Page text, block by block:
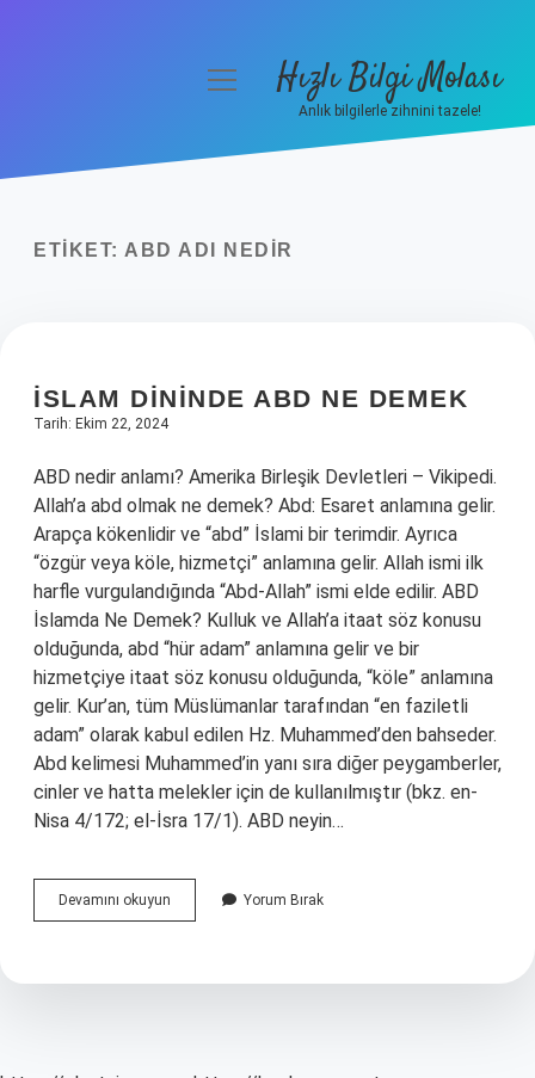
Yasal Uyarı
menüyüHızlı Bilgi Molası
Anlık bilgilerle zihnini tazele!
ETIKET: ABD ADI NEDIR
İSLAM DININDE ABD NE DEMEK
Tarih: Ekim 22, 2024
ABD nedir anlamı? Amerika Birleşik Devletleri – Vikipedi.
Allah’a abd olmak ne demek? Abd: Esaret anlamına gelir.
Arapça kökenlidir ve “abd” İslami bir terimdir. Ayrıca
“özgür veya köle, hizmetçi” anlamına gelir. Allah ismi ilk
harfle vurgulandığında “Abd-Allah” ismi elde edilir. ABD
İslamda Ne Demek? Kulluk ve Allah’a itaat söz konusu
olduğunda, abd “hür adam” anlamına gelir ve bir
hizmetçiye itaat söz konusu olduğunda, “köle” anlamına
gelir. Kur’an, tüm Müslümanlar tarafından “en faziletli
adam” olarak kabul edilen Hz. Muhammed’den bahseder.
Abd kelimesi Muhammed’in yanı sıra diğer peygamberler,
cinler ve hatta melekler için de kullanılmıştır (bkz. en-
Nisa 4/172; el-İsra 17/1). ABD neyin…
Devamını okuyun
Dininde
Demek
Yorum Bırak